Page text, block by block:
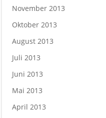
November 2013
Oktober 2013
August 2013
Juli 2013
Juni 2013
Mai 2013
April 2013